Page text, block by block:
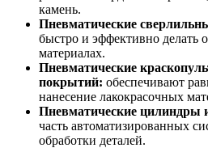
камень.
Пневматические
быстро и эффективно делать
материалах.
Пневматические
покрытий: обеспечивают
нанесение лакокрасочных
Пневматические цилиндры
часть автоматизированных
обработки деталей.